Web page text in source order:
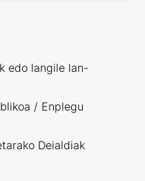
edo langile lan-
/ Enplegu
Deialdiak